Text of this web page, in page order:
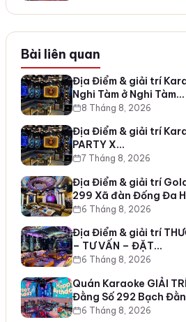
Bài liên quan
Địa Điểm & giải trí
Nghi Tàm ở Nghi Tàm…
8 Tháng 8, 2026
Địa Điểm & giải trí
PARTY X…
7 Tháng 8, 2026
Địa Điểm & giải trí
299 Xã đàn Đống Đa
6 Tháng 8, 2026
Địa Điểm & giải trí
– TƯ VẤN – ĐẶT…
6 Tháng 8, 2026
Quán Karaoke GIẢI
Đằng Số 292 Bạch
6 Tháng 8, 2026